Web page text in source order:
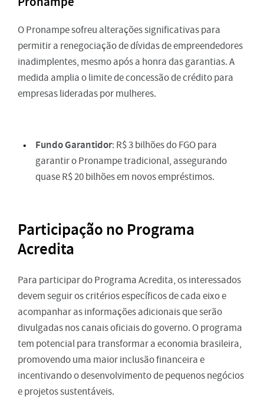
O Pronampe sofreu alterações significativas para
permitir a renegociação de dívidas de empreendedores
inadimplentes, mesmo após a honra das garantias. A
medida amplia o limite de concessão de crédito para
empresas lideradas por mulheres.
Fundo Garantidor: R$ 3 bilhões do FGO para
garantir o Pronampe tradicional, assegurando
quase R$ 20 bilhões em novos empréstimos.
Participação no Programa
Acredita
Para participar do Programa Acredita, os interessados
devem seguir os critérios específicos de cada eixo e
acompanhar as informações adicionais que serão
divulgadas nos canais oficiais do governo. O programa
tem potencial para transformar a economia brasileira,
promovendo uma maior inclusão financeira e
incentivando o desenvolvimento de pequenos negócios
e projetos sustentáveis.